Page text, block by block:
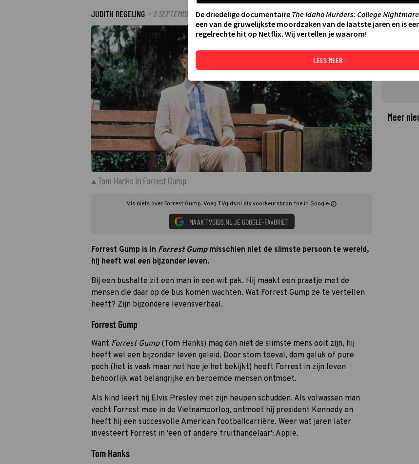
JUDITH REGELING · 3 SEPTEMBER 2025 14:19
©
Tom Hanks in Forrest Gump
Mis niets over Forrest Gump. Voeg TVgids.nl als voorkeursbron toe in Google.
MAAK TVGIDS.NL JE GOOGLE-FAVORIET
Forrest Gump is in Forrest Gumpmisschien niet de slimste persoon te wereld,
hij heeft wel een bijzonder leven.
Bij een bushalte zit een man in een wit pak. Hij maakt een praatje met de
mensen die daar op de bus komen wachten. Wat Forrest Gump ze te vertellen
heeft? Zijn bijzondere levensverhaal.
Forrest Gump
Want Forrest Gump(Tom Hanks) mag dan niet de slimste mens ooit zijn, hij
heeft wel een bijzonder leven geleid. Door stom toeval, dom geluk of pure
pech (het is vaak maar net hoe je het bekijkt) heeft Forrest in zijn leven
behoorlijk wat belangrijke en beroemde mensen ontmoet.
Als kind leert hij Elvis Presley met zijn heupen schudden. Als volwassen man
vecht Forrest mee in de Vietnamoorlog, ontmoet hij president Kennedy en
heeft hij een succesvolle American footballcarrière. Weer wat jaren later
investeert Forrest in 'een of andere fruithandelaar': Apple.
Tom Hanks
Meer
De driedelige documentaire The Idaho Murders: College Nightmare
een van de gruwelijkste moordzaken van de laatste jaren en is
regelrechte hit op Netflix. Wij vertellen je waarom!
LEES MEER